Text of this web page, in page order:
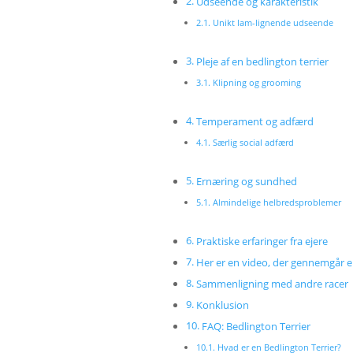
Unikt lam-lignende udseende
Pleje af en bedlington terrier
Klipning og grooming
Temperament og adfærd
Særlig social adfærd
Ernæring og sundhed
Almindelige helbredsproblemer
Praktiske erfaringer fra ejere
Her er en video, der gennemgår
Sammenligning med andre racer
Konklusion
FAQ: Bedlington Terrier
Hvad er en Bedlington Terrier?